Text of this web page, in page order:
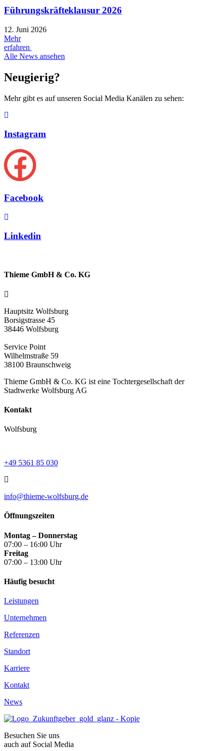
Führungskräfteklausur 2026
12. Juni 2026
Mehr
erfahren
Alle News ansehen
Neugierig?
Mehr gibt es auf unseren Social Media Kanälen zu sehen:
Instagram
Facebook
Linkedin
Thieme GmbH & Co. KG
Hauptsitz Wolfsburg
Borsigstrasse 45
38446 Wolfsburg
Service Point
Wilhelmstraße 59
38100 Braunschweig
Thieme GmbH & Co. KG ist eine Tochtergesellschaft der
Stadtwerke Wolfsburg AG
Kontakt
Wolfsburg
+49 5361 85 030
info@thieme-wolfsburg.de
Öffnungszeiten
Montag – Donnerstag
07:00 – 16:00 Uhr
Freitag
07:00 – 13:00 Uhr
Häufig besucht
Leistungen
Unternehmen
Referenzen
Standort
Karriere
Kontakt
News
Besuchen Sie uns
auch auf Social Media